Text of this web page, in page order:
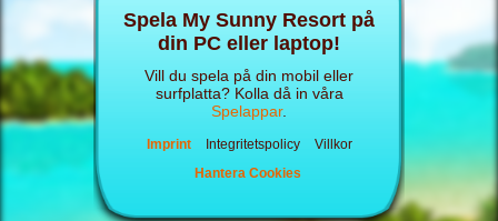
Spela My Sunny Resort på
din PC eller laptop!
Vill du spela på din mobil eller
surfplatta? Kolla då in våra
Spelappar.
Imprint Integritetspolicy
Villkor
Hantera Cookies